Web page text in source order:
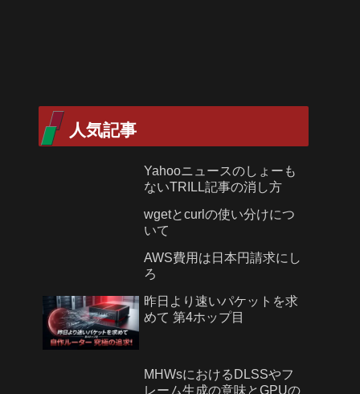
人気記事
Yahooニュースのしょーも
ないTRILL記事の消し方
wgetとcurlの使い分けにつ
いて
AWS費用は日本円請求にし
ろ
昨日より速いパケットを求
めて 第4ホップ目
MHWsにおけるDLSSやフ
レーム生成の意味とGPUの